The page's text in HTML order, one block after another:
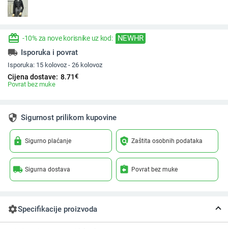
redeem -10% za nove korisnike uz kod: NEWHR
local_shipping Isporuka i povrat
Isporuka: 15 kolovoz - 26 kolovoz
Cijena dostave: 8.71€
Povrat bez muke
security Sigurnost prilikom kupovine
lock Sigurno plaćanje policy Zaštita osobnih podataka
local_shipping Sigurna dostava assignment_return Povrat bez muke
settingsSpecifikacije proizvoda